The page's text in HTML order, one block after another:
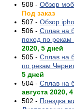
508 - Обзор
Под заказ
507 - Обзор
506 - Сплав на
поход по рекам
2020, 5 дней
505 - Сплав на
по рекам
5 дней
504 - Сплав на
августа 2020,
502 - Поездка